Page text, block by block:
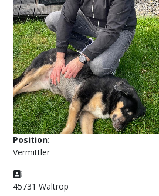
Position:
Vermittler
Adresse:
45731 Waltrop